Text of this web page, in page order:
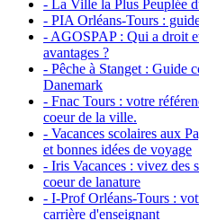
- La Ville la Plus Peuplée
- PIA Orléans-Tours :
- AGOSPAP : Qui a droit
avantages ?
- Pêche à Stanget : Guide
Danemark
- Fnac Tours : votre
coeur de la ville.
- Vacances scolaires aux
et bonnes idées de voyage
- Iris Vacances : vivez des
coeur de lanature
- I-Prof Orléans-Tours :
carrière d'enseignant